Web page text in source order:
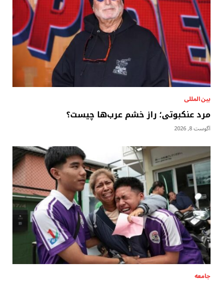
بين المللى
مرد عنکبوتی؛ راز خشم عرب‌ها چیست؟
آگوست 8, 2026
جامعه